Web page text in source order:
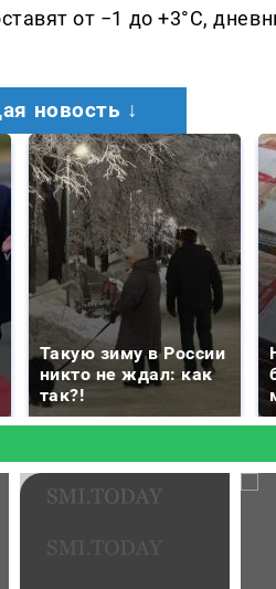
от −1 до +3°C,
новость ↓
Такую зиму в России
никто не ждал: как
так?!